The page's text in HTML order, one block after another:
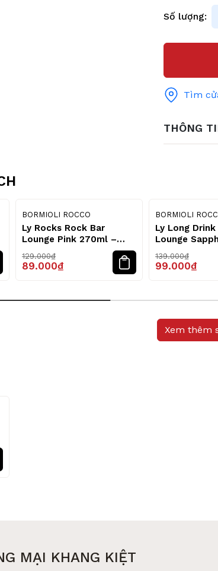
Số lượng:
Tìm
THÔNG
BORMIOLI ROCCO
Ly Rocks Rock Bar
Lounge Pink 270ml –
Bormioli Rocco
129.000₫
89.000₫
BORMIOLI
Ly Long
Lounge
370ml –
139.000₫
99.000₫
Xem thêm
MẠI KHANG KIỆT